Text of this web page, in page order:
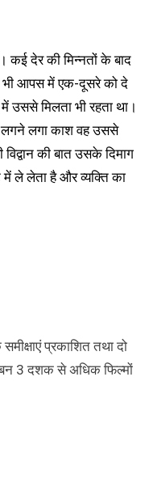
कई देर की मिन्नतों के बाद
भी आपस में एक-दूसरे को दे
उससे मिलता भी रहता था।
लगने लगा काश वह उससे
की बात उसके दिमाग
में ले लेता है और व्यक्ति का
प्रकाशित तथा दो
3 दशक से अधिक फिल्मों